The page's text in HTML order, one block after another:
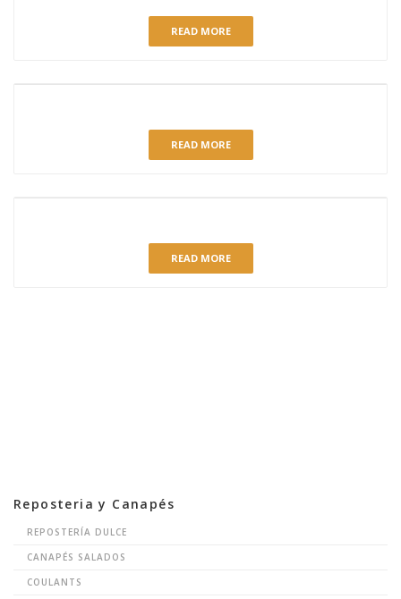
READ MORE
READ MORE
READ MORE
Reposteria y Canapés
REPOSTERÍA DULCE
CANAPÉS SALADOS
COULANTS